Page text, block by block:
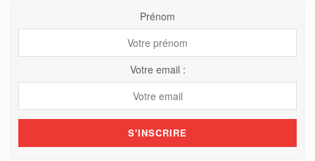
Prénom
Votre email :